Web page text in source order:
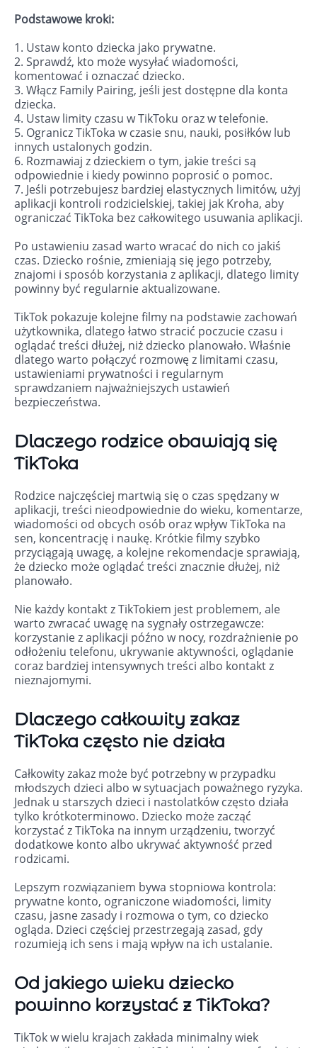
Podstawowe kroki:
1. Ustaw konto dziecka jako prywatne.
2. Sprawdź, kto może wysyłać wiadomości,
komentować i oznaczać dziecko.
3. Włącz Family Pairing, jeśli jest dostępne dla konta
dziecka.
4. Ustaw limity czasu w TikToku oraz w telefonie.
5. Ogranicz TikToka w czasie snu, nauki, posiłków lub
innych ustalonych godzin.
6. Rozmawiaj z dzieckiem o tym, jakie treści są
odpowiednie i kiedy powinno poprosić o pomoc.
7. Jeśli potrzebujesz bardziej elastycznych limitów, użyj
aplikacji kontroli rodzicielskiej, takiej jak Kroha, aby
ograniczać TikToka bez całkowitego usuwania aplikacji.
Po ustawieniu zasad warto wracać do nich co jakiś
czas. Dziecko rośnie, zmieniają się jego potrzeby,
znajomi i sposób korzystania z aplikacji, dlatego limity
powinny być regularnie aktualizowane.
TikTok pokazuje kolejne filmy na podstawie zachowań
użytkownika, dlatego łatwo stracić poczucie czasu i
oglądać treści dłużej, niż dziecko planowało. Właśnie
dlatego warto połączyć rozmowę z limitami czasu,
ustawieniami prywatności i regularnym
sprawdzaniem najważniejszych ustawień
bezpieczeństwa.
Dlaczego rodzice obawiają się
TikToka
Rodzice najczęściej martwią się o czas spędzany w
aplikacji, treści nieodpowiednie do wieku, komentarze,
wiadomości od obcych osób oraz wpływ TikToka na
sen, koncentrację i naukę. Krótkie filmy szybko
przyciągają uwagę, a kolejne rekomendacje sprawiają,
że dziecko może oglądać treści znacznie dłużej, niż
planowało.
Nie każdy kontakt z TikTokiem jest problemem, ale
warto zwracać uwagę na sygnały ostrzegawcze:
korzystanie z aplikacji późno w nocy, rozdrażnienie po
odłożeniu telefonu, ukrywanie aktywności, oglądanie
coraz bardziej intensywnych treści albo kontakt z
nieznajomymi.
Dlaczego całkowity zakaz
TikToka często nie działa
Całkowity zakaz może być potrzebny w przypadku
młodszych dzieci albo w sytuacjach poważnego ryzyka.
Jednak u starszych dzieci i nastolatków często działa
tylko krótkoterminowo. Dziecko może zacząć
korzystać z TikToka na innym urządzeniu, tworzyć
dodatkowe konto albo ukrywać aktywność przed
rodzicami.
Lepszym rozwiązaniem bywa stopniowa kontrola:
prywatne konto, ograniczone wiadomości, limity
czasu, jasne zasady i rozmowa o tym, co dziecko
ogląda. Dzieci częściej przestrzegają zasad, gdy
rozumieją ich sens i mają wpływ na ich ustalanie.
Od jakiego wieku dziecko
powinno korzystać z TikToka?
TikTok w wielu krajach zakłada minimalny wiek